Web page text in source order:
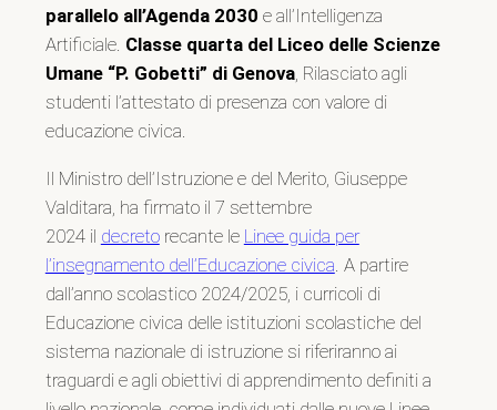
parallelo all’Agenda 2030 e all’Intelligenza
Artificiale. Classe quarta del Liceo delle Scienze
Umane “P. Gobetti” di Genova, Rilasciato agli
studenti l’attestato di presenza con valore di
educazione civica.
Il Ministro dell’Istruzione e del Merito, Giuseppe
Valditara, ha firmato il 7 settembre
2024 il decretorecante le Linee guida per
l’insegnamento dell’Educazione civica. A partire
dall’anno scolastico 2024/2025, i curricoli di
Educazione civica delle istituzioni scolastiche del
sistema nazionale di istruzione si riferiranno ai
traguardi e agli obiettivi di apprendimento definiti a